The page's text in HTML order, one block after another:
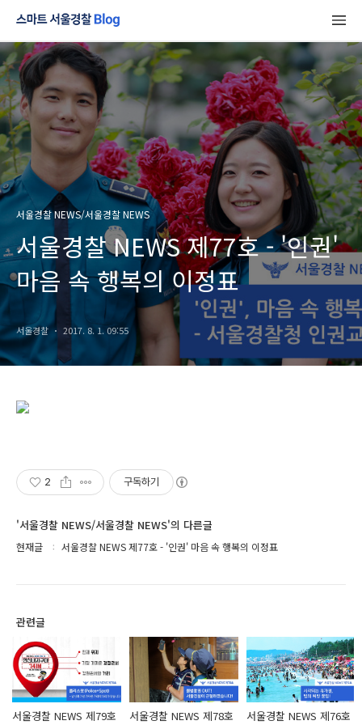
서울경찰 NEWS/서울경찰 NEWS
서울경찰 NEWS 제77호 - '인권'
마음 속 행복의 이정표
서울경찰 2017. 8. 1. 09:55
2 구독하기
'서울경찰 NEWS/서울경찰 NEWS'의 다른글
현재글 서울경찰 NEWS 제77호 - '인권' 마음 속 행복의 이정표
관련글
서울경찰 NEWS 제79호
서울경찰 NEWS 제78호
서울경찰 NEWS 제76호